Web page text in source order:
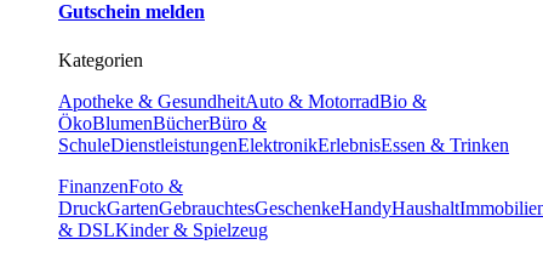
Gutschein melden
Kategorien
Apotheke & GesundheitAuto & MotorradBio &
ÖkoBlumenBücherBüro &
SchuleDienstleistungenElektronikErlebnisEssen & Trinken
FinanzenFoto &
DruckGartenGebrauchtesGeschenkeHandyHaushalt
& DSLKinder & Spielzeug